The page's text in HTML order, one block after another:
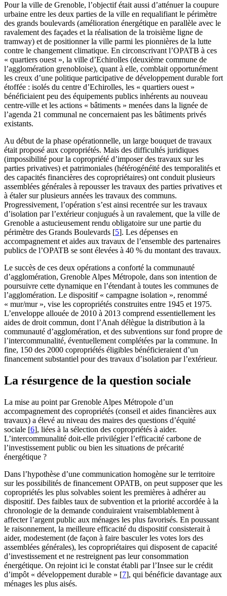
Pour la ville de Grenoble, l’objectif était aussi d’atténuer la coupure
urbaine entre les deux parties de la ville en requalifiant le périmètre
des grands boulevards (amélioration énergétique en parallèle avec le
ravalement des façades et la réalisation de la troisième ligne de
tramway) et de positionner la ville parmi les pionnières de la lutte
contre le changement climatique. En circonscrivant l’OPATB à ces
« quartiers ouest », la ville d’Echirolles (deuxième commune de
l’agglomération grenobloise), quant à elle, comblait opportunément
les creux d’une politique participative de développement durable fort
étoffée : isolés du centre d’Echirolles, les « quartiers ouest »
bénéficiaient peu des équipements publics inhérents au nouveau
centre-ville et les actions « bâtiments » menées dans la lignée de
l’agenda 21 communal ne concernaient pas les bâtiments privés
existants.
Au début de la phase opérationnelle, un large bouquet de travaux
était proposé aux copropriétés. Mais des difficultés juridiques
(impossibilité pour la copropriété d’imposer des travaux sur les
parties privatives) et patrimoniales (hétérogénéité des temporalités et
des capacités financières des copropriétaires) ont conduit plusieurs
assemblées générales à repousser les travaux des parties privatives et
à étaler sur plusieurs années les travaux des communs.
Progressivement, l’opération s’est ainsi recentrée sur les travaux
d’isolation par l’extérieur conjugués à un ravalement, que la ville de
Grenoble a astucieusement rendu obligatoire sur une partie du
périmètre des Grands Boulevards [5]. Les dépenses en
accompagnement et aides aux travaux de l’ensemble des partenaires
publics de l’OPATB se sont élevées à 40 % du montant des travaux.
Le succès de ces deux opérations a conforté la communauté
d’agglomération, Grenoble Alpes Métropole, dans son intention de
poursuivre cette dynamique en l’étendant à toutes les communes de
l’agglomération. Le dispositif « campagne isolation », renommé
« mur/mur », vise les copropriétés construites entre 1945 et 1975.
L’enveloppe allouée de 2010 à 2013 comprend essentiellement les
aides de droit commun, dont l’Anah délègue la distribution à la
communauté d’agglomération, et des subventions sur fond propre de
l’intercommunalité, éventuellement complétées par la commune. In
fine, 150 des 2000 copropriétés éligibles bénéficieraient d’un
financement substantiel pour des travaux d’isolation par l’extérieur.
La résurgence de la question sociale
La mise au point par Grenoble Alpes Métropole d’un
accompagnement des copropriétés (conseil et aides financières aux
travaux) a élevé au niveau des maires des questions d’équité
sociale [6], liées à la sélection des copropriétés à aider.
L’intercommunalité doit-elle privilégier l’efficacité carbone de
l’investissement public ou bien les situations de précarité
énergétique ?
Dans l’hypothèse d’une communication homogène sur le territoire
sur les possibilités de financement OPATB, on peut supposer que les
copropriétés les plus solvables soient les premières à adhérer au
dispositif. Des faibles taux de subvention et la priorité accordée à la
chronologie de la demande conduiraient vraisemblablement à
affecter l’argent public aux ménages les plus favorisés. En poussant
le raisonnement, la meilleure efficacité du dispositif consisterait à
aider, modestement (de façon à faire basculer les votes lors des
assemblées générales), les copropriétaires qui disposent de capacité
d’investissement et ne restreignent pas leur consommation
énergétique. On rejoint ici le constat établi par l’Insee sur le crédit
d’impôt « développement durable » [7], qui bénéficie davantage aux
ménages les plus aisés.